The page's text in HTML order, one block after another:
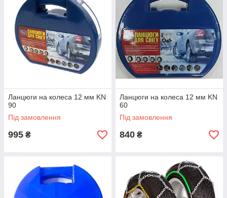
Ланцюги на колеса 12 мм KN
90
Під замовлення
995 ₴
Ланцюги на колеса 12 мм KN
60
Під замовлення
840 ₴